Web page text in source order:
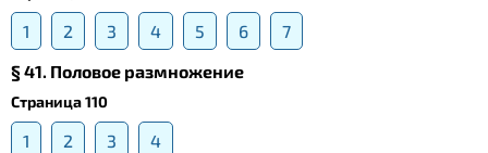
1 2 3 4 5 6
7
§ 41. Половое размножение
Страница 110
1 2 3
4